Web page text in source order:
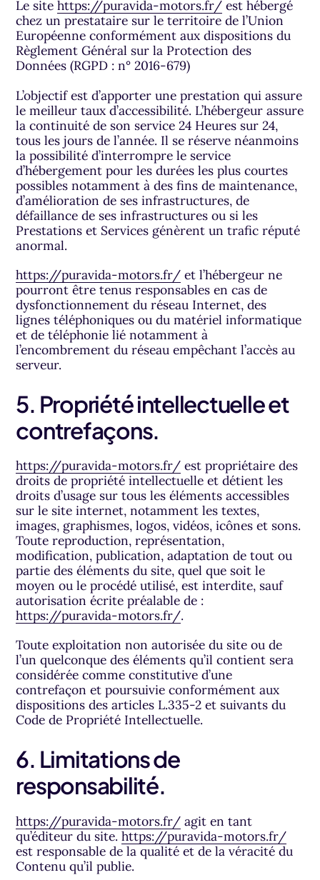
Le sitehttps://puravida-motors.fr/ est hébergé
chez un prestataire sur le territoire de l’Union
Européenne conformément aux dispositions du
Règlement Général sur la Protection des
Données (RGPD : n° 2016-679)
L’objectif est d’apporter une prestation qui assure
le meilleur taux d’accessibilité. L’hébergeur assure
la continuité de son service 24 Heures sur 24,
tous les jours de l’année. Il se réserve néanmoins
la possibilité d’interrompre le service
d’hébergement pour les durées les plus courtes
possibles notamment à des fins de maintenance,
d’amélioration de ses infrastructures, de
défaillance de ses infrastructures ou si les
Prestations et Services génèrent un trafic réputé
anormal.
https://puravida-motors.fr/ et l’hébergeur ne
pourront être tenus responsables en cas de
dysfonctionnement du réseau Internet, des
lignes téléphoniques ou du matériel informatique
et de téléphonie lié notamment à
l’encombrement du réseau empêchant l’accès au
serveur.
5. Propriété intellectuelle et
contrefaçons.
https://puravida-motors.fr/ est propriétaire des
droits de propriété intellectuelle et détient les
droits d’usage sur tous les éléments accessibles
sur le site internet, notamment les textes,
images, graphismes, logos, vidéos, icônes et sons.
Toute reproduction, représentation,
modification, publication, adaptation de tout ou
partie des éléments du site, quel que soit le
moyen ou le procédé utilisé, est interdite, sauf
autorisation écrite préalable de :
https://puravida-motors.fr/.
Toute exploitation non autorisée du site ou de
l’un quelconque des éléments qu’il contient sera
considérée comme constitutive d’une
contrefaçon et poursuivie conformément aux
dispositions des articles L.335-2 et suivants du
Code de Propriété Intellectuelle.
6. Limitations de
responsabilité.
https://puravida-motors.fr/ agit en tant
qu’éditeur du site.https://puravida-motors.fr/
est responsable de la qualité et de la véracité du
Contenu qu’il publie.